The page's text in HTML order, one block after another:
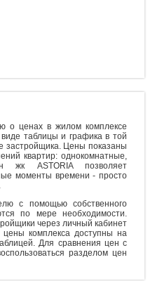
о ценах в жилом комплексе
таблицы и графика в той
застройщика. Цены показаны
квартир: однокомнатные,
жк ASTORIA позволяет
моменты времени - просто
с помощью собственного
по мере необходимости.
через личный кабинет
комплекса доступны на
Для сравнения цен с
разделом цен